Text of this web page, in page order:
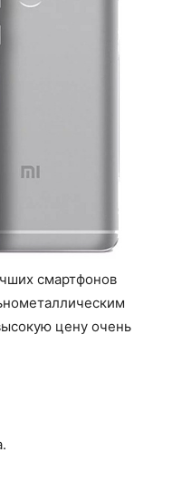
смартфонов
цену очень